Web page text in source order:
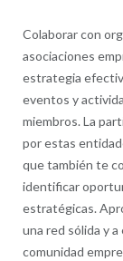
Colaborar con
asociaciones
estrategia
eventos y
miembros. La
por estas
que también te
identificar
estratégicas.
una red sólida y
comunidad